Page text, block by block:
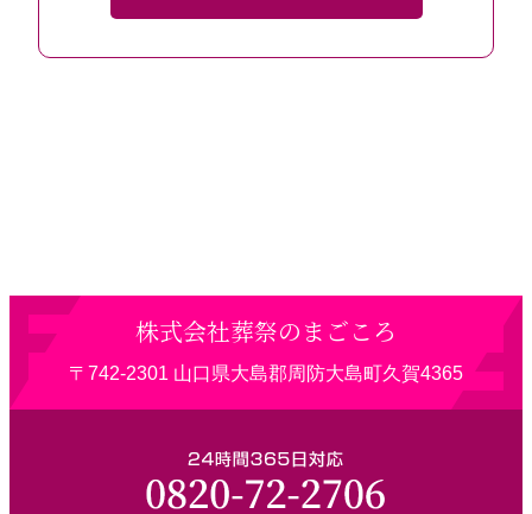
株式会社葬祭のまごころ
〒742-2301 山口県大島郡周防大島町久賀4365